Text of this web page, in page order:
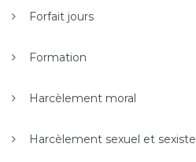
Forfait jours
Formation
Harcèlement moral
Harcèlement sexuel et sexiste